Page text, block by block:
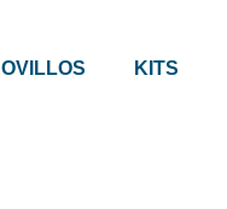
OVILLOS KITS